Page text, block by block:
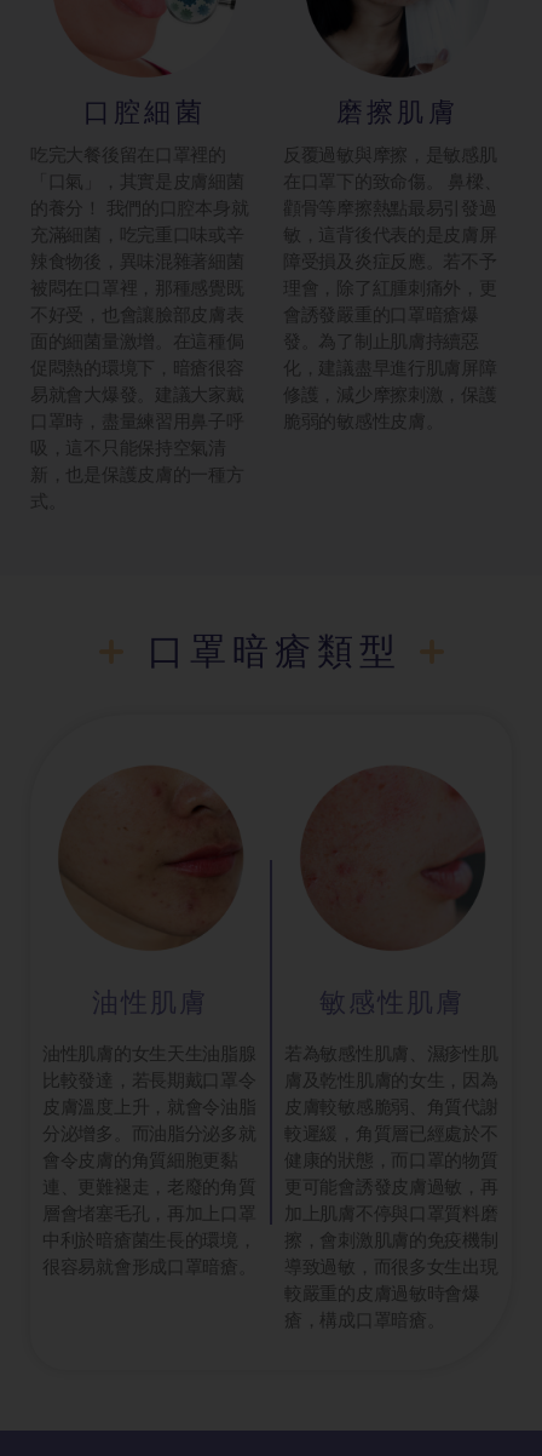
口腔細菌
吃完大餐後留在口罩裡的
「口氣」，其實是皮膚細菌
的養分！ 我們的口腔本身就
充滿細菌，吃完重口味或辛
辣食物後，異味混雜著細菌
被悶在口罩裡，那種感覺既
不好受，也會讓臉部皮膚表
面的細菌量激增。在這種侷
促悶熱的環境下，暗瘡很容
易就會大爆發。建議大家戴
口罩時，盡量練習用鼻子呼
吸，這不只能保持空氣清
新，也是保護皮膚的一種方
式。
磨擦肌膚
反覆過敏與摩擦，是敏感肌
在口罩下的致命傷。 鼻樑、
顴骨等摩擦熱點最易引發過
敏，這背後代表的是皮膚屏
障受損及炎症反應。若不予
理會，除了紅腫刺痛外，更
會誘發嚴重的口罩暗瘡爆
發。為了制止肌膚持續惡
化，建議盡早進行肌膚屏障
修護，減少摩擦刺激，保護
脆弱的敏感性皮膚。
口罩暗瘡類型
油性肌膚
油性肌膚的女生天生油脂腺
比較發達，若長期戴口罩令
皮膚溫度上升，就會令油脂
分泌增多。而油脂分泌多就
會令皮膚的角質細胞更黏
連、更難褪走，老廢的角質
層會堵塞毛孔，再加上口罩
中利於暗瘡菌生長的環境，
很容易就會形成口罩暗瘡。
敏感性肌膚
若為敏感性肌膚、濕疹性肌
膚及乾性肌膚的女生，因為
皮膚較敏感脆弱、角質代謝
較遲緩，角質層已經處於不
健康的狀態，而口罩的物質
更可能會誘發皮膚過敏，再
加上肌膚不停與口罩質料磨
擦，會刺激肌膚的免疫機制
導致過敏，而很多女生出現
較嚴重的皮膚過敏時會爆
瘡，構成口罩暗瘡。